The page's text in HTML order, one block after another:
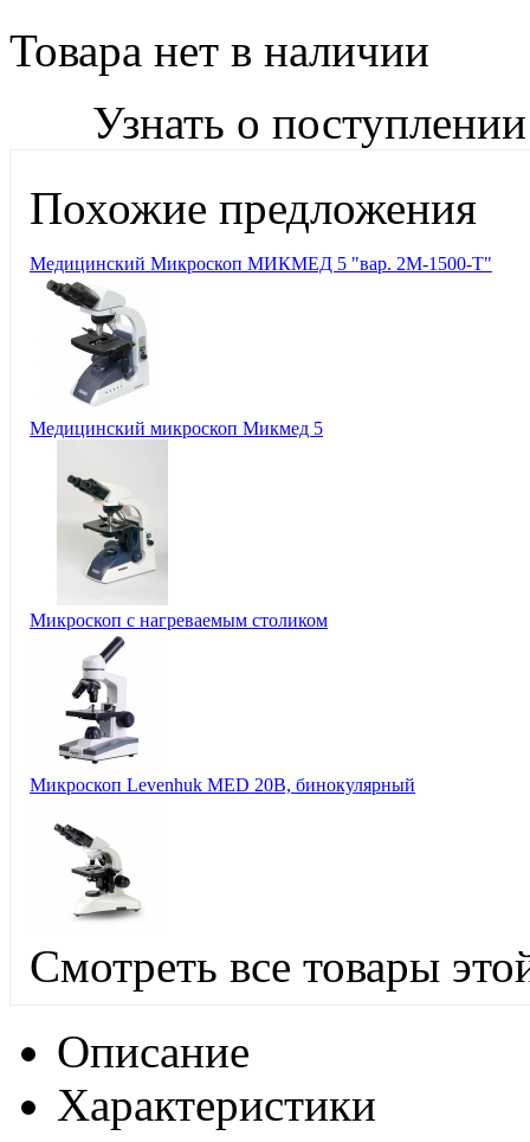
Товара нет в наличии
Узнать о поступлении
Похожие предложения
Медицинский Микроскоп МИКМЕД 5 "вар. 2М-1500-Т"
Медицинский микроскоп Микмед 5
Микроскоп с нагреваемым столиком
Микроскоп Levenhuk MED 20B, бинокулярный
Смотреть все товары
Описание
Характеристики